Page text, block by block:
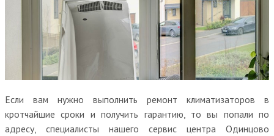
Если вам нужно выполнить ремонт климатизаторов в
кротчайшие сроки и получить гарантию, то вы попали по
адресу, специалисты нашего сервис центра Одинцово